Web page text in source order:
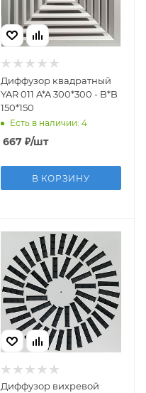
Диффузор квадратный
YAR 011 A*A 300*300 - B*B
150*150
Есть в наличии: 4
667₽/шт
В КОРЗИНУ
Диффузор вихревой